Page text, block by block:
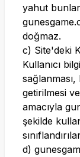
yahut
doğmaz.
c) Site'deki
Kullanıcı
getirilmesi
amacıyla
şekilde
d)